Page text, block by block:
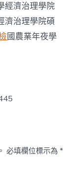
經濟治理學院
濟治理學院碩
國農業年夜學
必填欄位標示為*